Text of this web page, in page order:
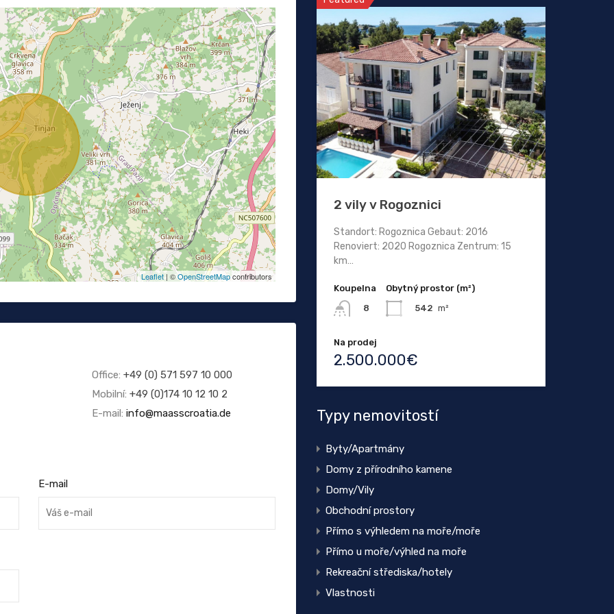
Leaflet| ©OpenStreetMapcontributors
Office: +49 (0) 571 597 10 000
Mobilní: +49 (0)174 10 12 10 2
E-mail: info@maasscroatia.de
E-mail
2 vily v Rogoznici
Standort: Rogoznica Gebaut: 2016
Renoviert: 2020 Rogoznica Zentrum: 15
km…
Koupelna
8
Obytný prostor (m²)
542 m²
Na prodej
2.500.000€
Typy nemovitostí
Byty/Apartmány
Domy z přírodního kamene
Domy/Vily
Obchodní prostory
Přímo s výhledem na moře/moře
Přímo u moře/výhled na moře
Rekreační střediska/hotely
Vlastnosti